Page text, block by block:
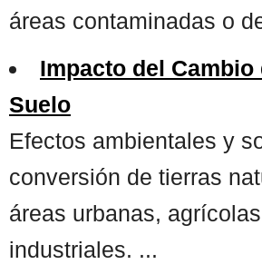
áreas contaminadas o
Impacto del Cambio
Suelo
Efectos ambientales y
conversión de tierras
áreas urbanas,
industriales. ...